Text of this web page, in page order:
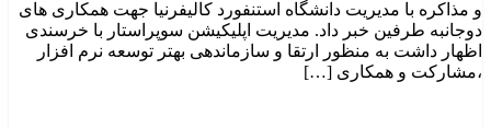
و مذاکره با مدیریت دانشگاه استنفورد کالیفرنیا جهت همکاری های
دوجانبه طرفین خبر داد. مدیریت اپلیکیشن سوپراستار با خرسندی
اظهار داشت به منظور ارتقا و سازماندهی بهتر توسعه نرم افزار
،مشارکت و همکاری […]